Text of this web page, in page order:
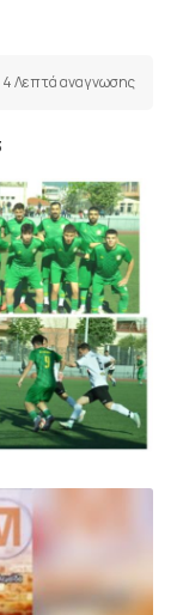
4 Λεπτά αναγνωσης